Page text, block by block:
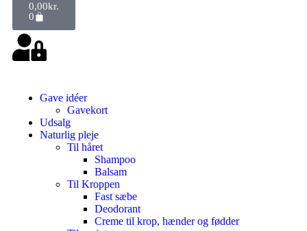
0,00kr.
0
Gave idéer
Gavekort
Udsalg
Naturlig pleje
Til håret
Shampoo
Balsam
Til Kroppen
Fast sæbe
Deodorant
Creme til krop, hænder og fødder